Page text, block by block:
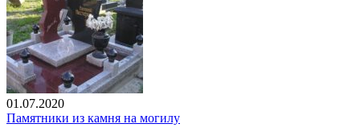
01.07.2020
Памятники из камня на могилу